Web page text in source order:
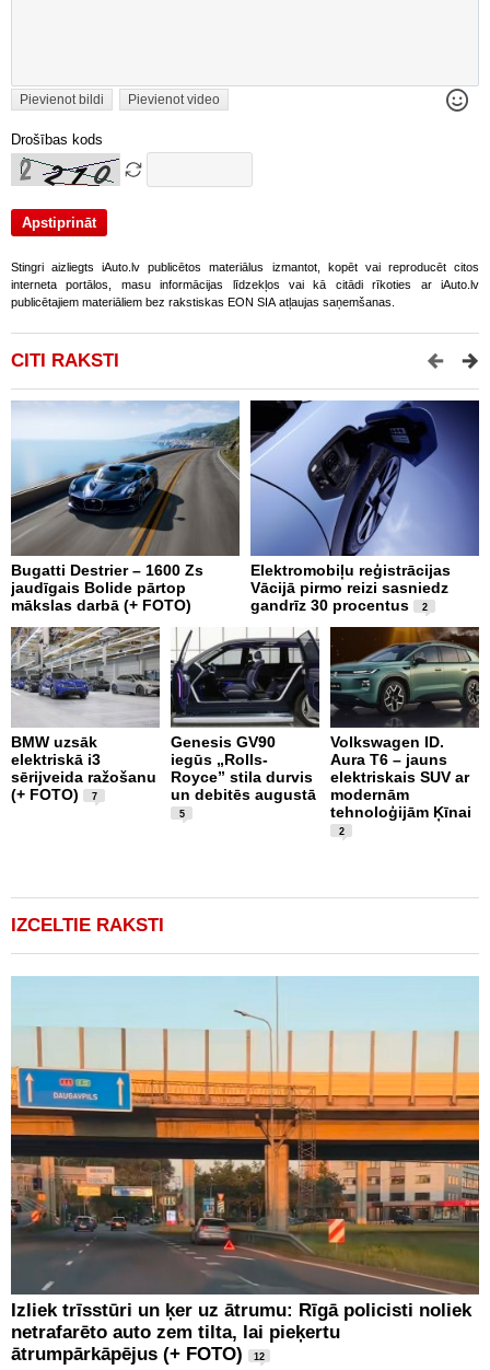
Pievienot bildi Pievienot video
Drošības kods
Stingri aizliegts iAuto.lv publicētos materiālus izmantot, kopēt vai reproducēt citos
interneta portālos, masu informācijas līdzekļos vai kā citādi rīkoties ar iAuto.lv
publicētajiem materiāliem bez rakstiskas EON SIA atļaujas saņemšanas.
CITI RAKSTI
Bugatti Destrier – 1600 Zs
jaudīgais Bolide pārtop
mākslas darbā (+ FOTO)
Elektromobiļu reģistrācijas
Vācijā pirmo reizi sasniedz
gandrīz 30 procentus
2
BMW uzsāk
elektriskā i3
sērijveida ražošanu
(+ FOTO)
7
Genesis GV90
iegūs „Rolls-
Royce” stila durvis
un debitēs augustā
5
Volkswagen ID.
Aura T6 – jauns
elektriskais SUV ar
modernām
tehnoloģijām Ķīnai
2
IZCELTIE RAKSTI
Izliek trīsstūri un ķer uz ātrumu: Rīgā policisti noliek
netrafarēto auto zem tilta, lai pieķertu
ātrumpārkāpējus (+ FOTO)
12